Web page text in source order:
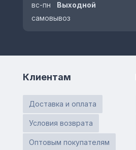
вс-пн
Выходной
самовывоз
Клиентам
Доставка и оплата
Условия возврата
Оптовым покупателям